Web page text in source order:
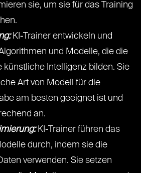
sie, um sie für das Training
KI-Trainer entwickeln und
und Modelle, die die
künstliche Intelligenz bilden. Sie
Art von Modell für die
am besten geeignet ist und
an.
KI-Trainer führen das
durch, indem sie die
verwenden. Sie setzen